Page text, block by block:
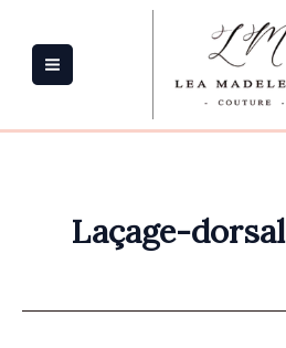
contenu
Laçage-dorsal